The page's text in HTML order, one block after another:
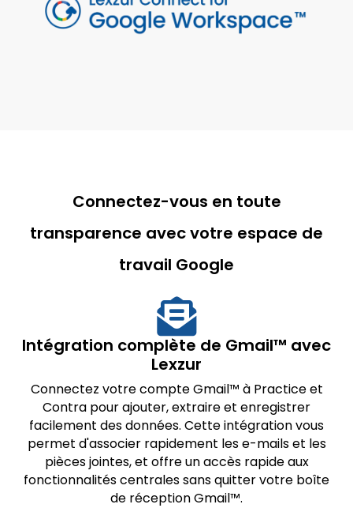
Connectez-vous en toute
transparence avec votre espace de
travail Google
Intégration complète de Gmail™ avec
Lexzur
Connectez votre compte Gmail™ à Practice et
Contra pour ajouter, extraire et enregistrer
facilement des données. Cette intégration vous
permet d'associer rapidement les e-mails et les
pièces jointes, et offre un accès rapide aux
fonctionnalités centrales sans quitter votre boîte
de réception Gmail™.